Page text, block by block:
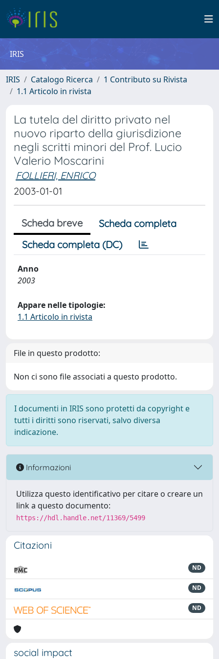
IRIS
IRIS Catalogo Ricerca
1 Contributo su Rivista
1.1 Articolo in rivista
La tutela del diritto privato nel
nuovo riparto della giurisdizione
negli scritti minori del Prof. Lucio
Valerio Moscarini
FOLLIERI, ENRICO
2003-01-01
Scheda breve
Scheda completa
Scheda completa (DC)
Anno
2003
Appare nelle tipologie:
1.1 Articolo in rivista
File in questo prodotto:
Non ci sono file associati a questo prodotto.
I documenti in IRIS sono protetti da copyright e
tutti i diritti sono riservati, salvo diversa
indicazione.
Informazioni
Utilizza questo identificativo per citare o creare un
link a questo documento:
https://hdl.handle.net/11369/5499
Citazioni
ND
ND
ND
social impact